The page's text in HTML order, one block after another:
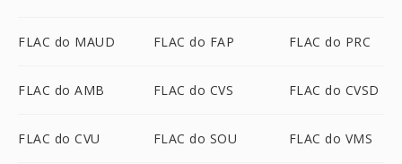
FLAC do MAUD FLAC do FAP FLAC do PRC
FLAC do AMB FLAC do CVS FLAC do CVSD
FLAC do CVU FLAC do SOU FLAC do VMS